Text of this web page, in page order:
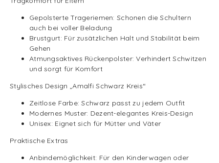
Gepolsterte Trageriemen: Schonen die Schultern
auch bei voller Beladung
Brustgurt: Für zusätzlichen Halt und Stabilität beim
Gehen
Atmungsaktives Rückenpolster: Verhindert Schwitzen
und sorgt für Komfort
Stylisches Design „Amalfi Schwarz Kreis“
Zeitlose Farbe: Schwarz passt zu jedem Outfit
Modernes Muster: Dezent-elegantes Kreis-Design
Unisex: Eignet sich für Mütter und Väter
Praktische Extras
Anbindemöglichkeit: Für den Kinderwagen oder